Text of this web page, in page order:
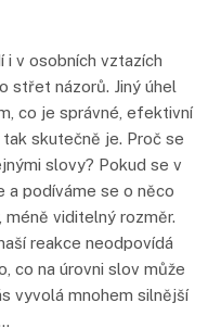
v osobních vztazích
střet názorů. Jiný úhel
co je správné, efektivní
skutečně je. Proč se
slovy? Pokud se v
a podíváme se o něco
viditelný rozměr.
reakce neodpovídá
co na úrovni slov může
vyvolá mnohem silnější